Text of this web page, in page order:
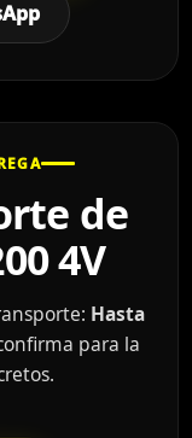
de
4V
Hasta
para la